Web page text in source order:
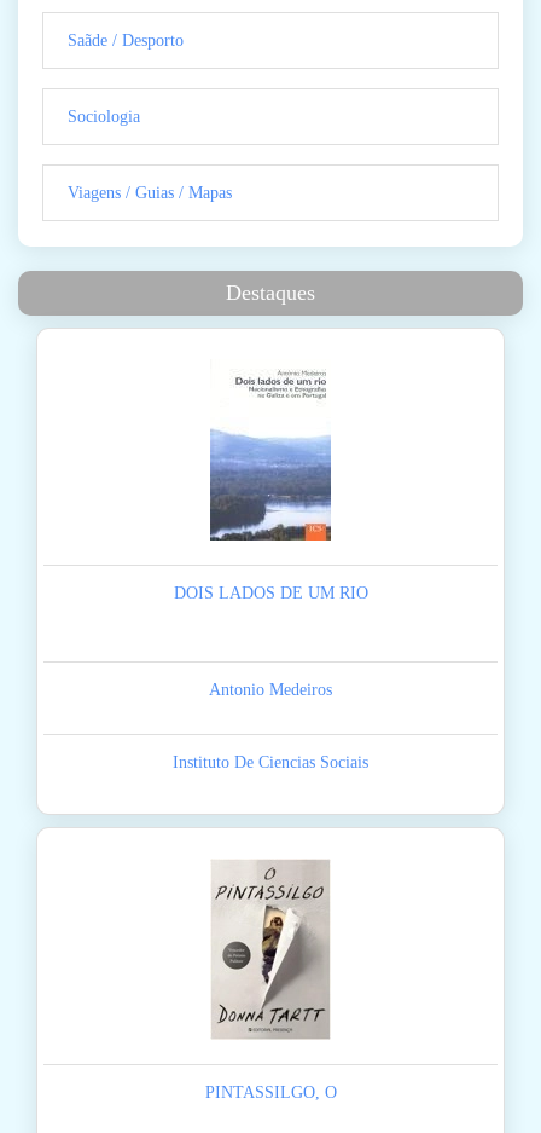
Saãde / Desporto
Sociologia
Viagens / Guias / Mapas
Destaques
DOIS LADOS DE UM RIO
Antonio Medeiros
Instituto De Ciencias Sociais
PINTASSILGO, O